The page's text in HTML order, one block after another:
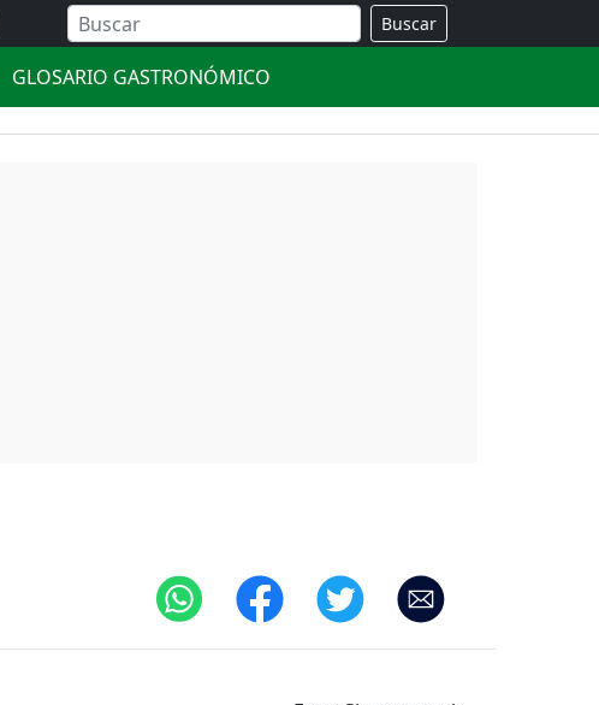
Buscar
GLOSARIO GASTRONÓMICO